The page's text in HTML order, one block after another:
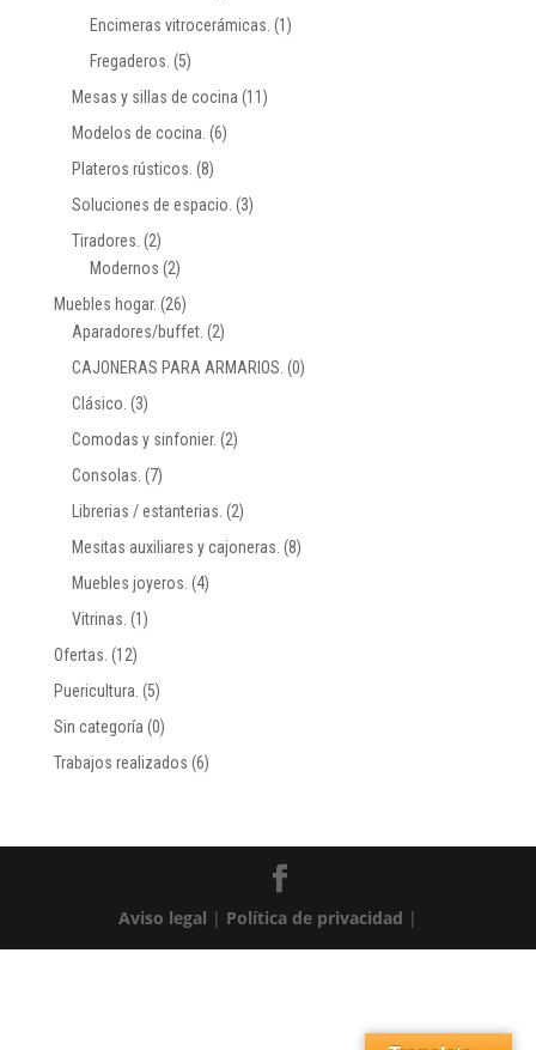
Encimeras vitrocerámicas. (1)
Fregaderos. (5)
Mesas y sillas de cocina (11)
Modelos de cocina. (6)
Plateros rústicos. (8)
Soluciones de espacio. (3)
Tiradores. (2)
Modernos (2)
Muebles hogar. (26)
Aparadores/buffet. (2)
CAJONERAS PARA ARMARIOS. (0)
Clásico. (3)
Comodas y sinfonier. (2)
Consolas. (7)
Librerias / estanterias. (2)
Mesitas auxiliares y cajoneras. (8)
Muebles joyeros. (4)
Vitrinas. (1)
Ofertas. (12)
Puericultura. (5)
Sin categoría (0)
Trabajos realizados (6)
Aviso legal | Política de privacidad |